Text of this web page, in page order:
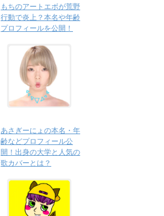
もちのアートエボが荒野
行動で炎上？本名や年齢
プロフィールを公開！
あさぎーにょの本名・年
齢などプロフィール公
開！出身の大学と人気の
歌カバーとは？